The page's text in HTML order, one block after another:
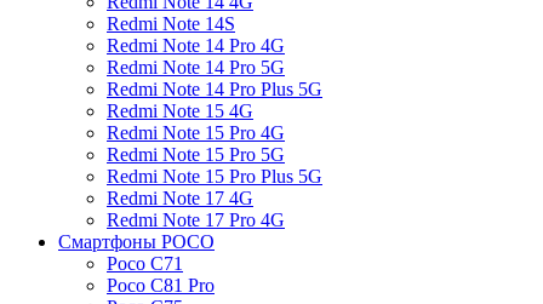
Redmi Note 14S
Redmi Note 14 Pro 4G
Redmi Note 14 Pro 5G
Redmi Note 14 Pro Plus 5G
Redmi Note 15 4G
Redmi Note 15 Pro 4G
Redmi Note 15 Pro 5G
Redmi Note 15 Pro Plus 5G
Redmi Note 17 4G
Redmi Note 17 Pro 4G
Смартфоны POCO
Poco C71
Poco C81 Pro